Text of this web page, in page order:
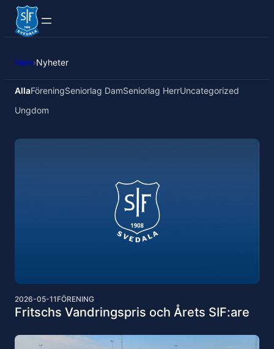
Hem›Nyheter
AllaFöreningSeniorlag DamSeniorlag HerrUncategorized
Ungdom
2026-05-11FÖRENING
Fritschs Vandringspris och Årets SIF:are